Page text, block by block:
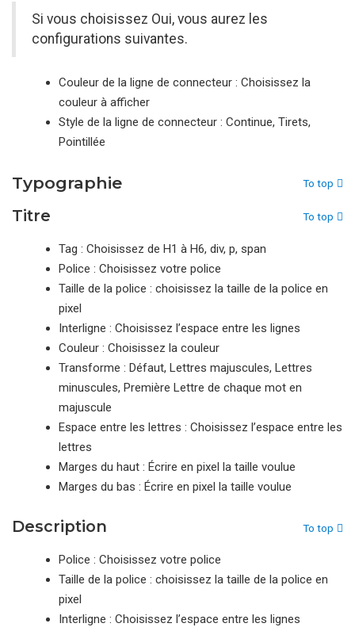
Si vous choisissez Oui, vous aurez les
configurations suivantes.
Couleur de la ligne de connecteur : Choisissez la
couleur à afficher
Style de la ligne de connecteur : Continue, Tirets,
Pointillée
Typographie To top
Titre To top
Tag : Choisissez de H1 à H6, div, p, span
Police : Choisissez votre police
Taille de la police : choisissez la taille de la police en
pixel
Interligne : Choisissez l’espace entre les lignes
Couleur : Choisissez la couleur
Transforme : Défaut, Lettres majuscules, Lettres
minuscules, Première Lettre de chaque mot en
majuscule
Espace entre les lettres : Choisissez l’espace entre les
lettres
Marges du haut : Écrire en pixel la taille voulue
Marges du bas : Écrire en pixel la taille voulue
Description To top
Police : Choisissez votre police
Taille de la police : choisissez la taille de la police en
pixel
Interligne : Choisissez l’espace entre les lignes